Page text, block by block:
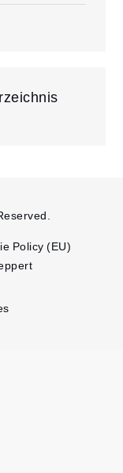
Policy (EU)